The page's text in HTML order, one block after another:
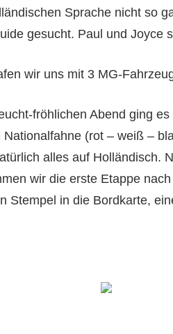
Sprache nicht so
gesucht. Paul und Joyce
wir uns mit 3 MG-
fröhlichen Abend ging
Nationalfahne (rot – weiß –
alles auf Holländisch.
wir die erste Etappe
Stempel in die Bordkarte,